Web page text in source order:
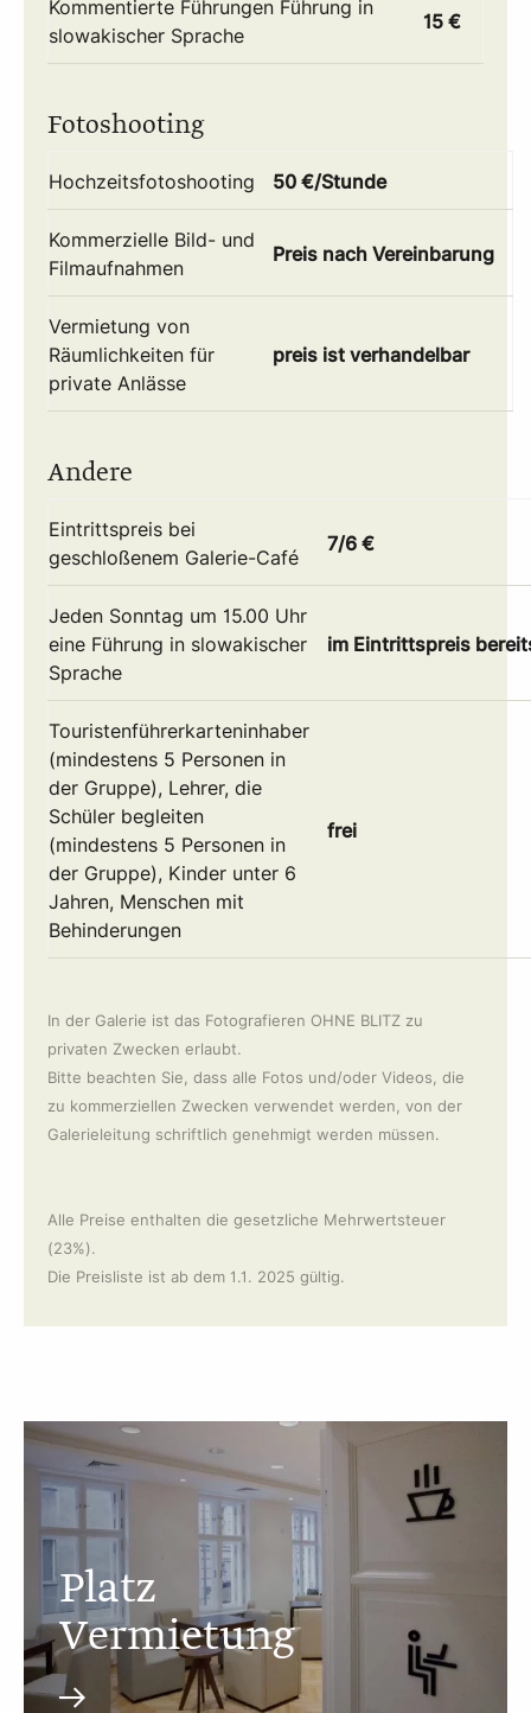
Kommentierte Führungen Führung in
slowakischer Sprache
15 €
Fotoshooting
Hochzeitsfotoshooting 50 €/Stunde
Kommerzielle Bild- und
Filmaufnahmen
Preis nach Vereinbarung
Vermietung von
Räumlichkeiten für
private Anlässe
preis ist verhandelbar
Andere
Eintrittspreis bei
geschloßenem Galerie-Café
7/6 €
Jeden Sonntag um 15.00 Uhr
eine Führung in slowakischer
Sprache
im Eintrittspreis
Touristenführerkarteninhaber
(mindestens 5 Personen in
der Gruppe), Lehrer, die
Schüler begleiten
(mindestens 5 Personen in
der Gruppe), Kinder unter 6
Jahren, Menschen mit
Behinderungen
frei
In der Galerie ist das Fotografieren OHNE BLITZ zu
privaten Zwecken erlaubt.
Bitte beachten Sie, dass alle Fotos und/oder Videos, die
zu kommerziellen Zwecken verwendet werden, von der
Galerieleitung schriftlich genehmigt werden müssen.
Alle Preise enthalten die gesetzliche Mehrwertsteuer
(23%).
Die Preisliste ist ab dem 1.1. 2025 gültig.
Platz
Vermietung